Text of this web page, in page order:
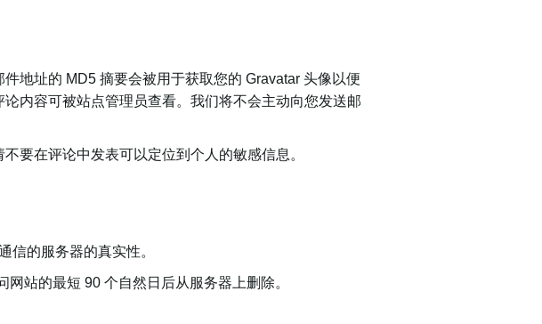
地址的 MD5 摘要会被用于获取您的 Gravatar 头像以便
内容可被站点管理员查看。我们将不会主动向您发送邮
要在评论中发表可以定位到个人的敏感信息。
信的服务器的真实性。
站的最短 90 个自然日后从服务器上删除。